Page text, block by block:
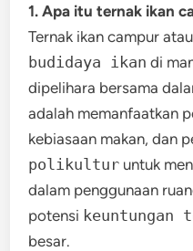
1. Apa itu ternak ikan
Ternak ikan campur
budidaya ikan di
dipelihara bersama
adalah memanfaatkan
kebiasaan makan, dan
polikultur untuk
dalam penggunaan
potensi keuntungan
besar.